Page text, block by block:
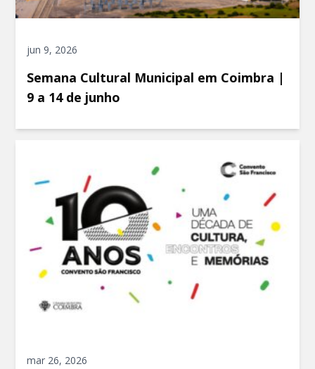
jun 9, 2026
Semana Cultural Municipal em Coimbra |
9 a 14 de junho
mar 26, 2026